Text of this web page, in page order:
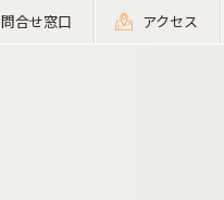
問合せ窓口 アクセス